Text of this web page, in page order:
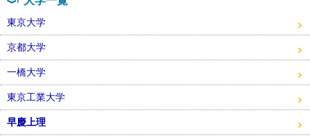
東京大学
京都大学
一橋大学
東京工業大学
早慶上理